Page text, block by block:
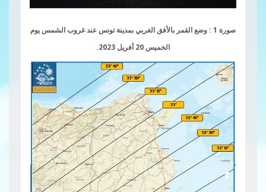
صورة 1 : وضع القمر بالأفق الغربي بمدينة تونس عند غروب الشمس يوم
الخميس 20 أفريل 2023.